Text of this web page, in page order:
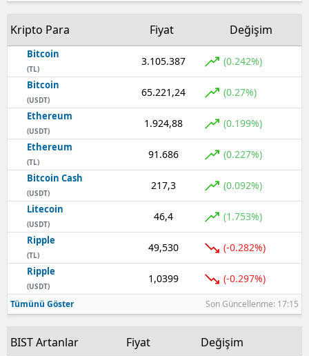
Kripto Para Fiyat Değişim
Bitcoin
(TL)
3.105.387 (0.242%)
Bitcoin
(USDT)
65.221,24 (0.27%)
Ethereum
(USDT)
1.924,88 (0.199%)
Ethereum
(TL)
91.686 (0.227%)
Bitcoin Cash
(USDT)
217,3 (0.092%)
Litecoin
(USDT)
46,4 (1.753%)
Ripple
(TL)
49,530 (-0.282%)
Ripple
(USDT)
1,0399 (-0.297%)
Tümünü Göster Son Güncellenme: 17:15
BIST Artanlar Fiyat Değişim